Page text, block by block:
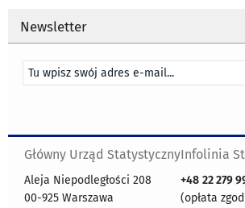
Newsletter
Główny Urząd Statystyczny
Aleja Niepodległości 208
00-925 Warszawa
Infolinia
+48 22 279
(opłata